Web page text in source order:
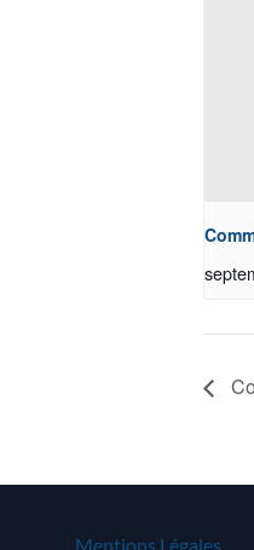
Mentions Légales